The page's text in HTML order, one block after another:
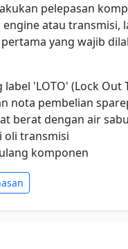
pelepasan
atau transmisi,
yang wajib
label 'LOTO' (Lock Out
nota pembelian
berat dengan air
oli transmisi
komponen